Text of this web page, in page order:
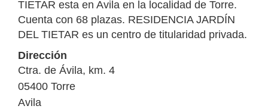
TIETAR esta en Avila en la localidad de Torre.
Cuenta con 68 plazas. RESIDENCIA JARDÍN
DEL TIETAR es un centro de titularidad privada.
Dirección
Ctra. de Ávila, km. 4
05400 Torre
Avila